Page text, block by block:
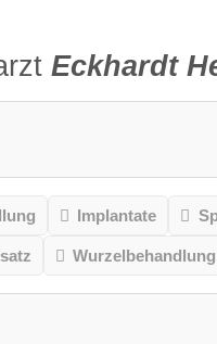
Eckhardt
Implantate
Wurzelbehandlung